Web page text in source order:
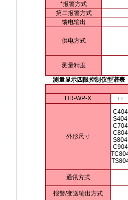
*报警方式
第二报警方式
馈电输出
供电方式
测量精度
测量显示四限控制仪型谱表
HR-WP-X □
外形尺寸
C404
S404
C704
C804
S804
C904
通讯方式
报警/变送输出方式